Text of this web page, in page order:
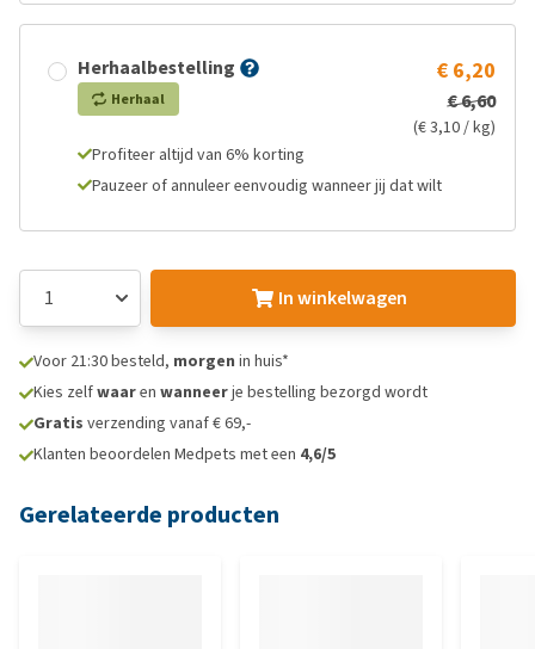
Herhaalbestelling
Herhaal
€ 6,20
€ 6,60
(€ 3,10 / kg)
Profiteer altijd van 6% korting
Pauzeer of annuleer eenvoudig wanneer jij dat wilt
In winkelwagen
Voor 21:30 besteld, morgen in huis*
Kies zelfwaaren wanneerje bestelling bezorgd wordt
Gratis verzending vanaf € 69,-
Klanten beoordelen Medpets met een 4,6/5
Gerelateerde producten